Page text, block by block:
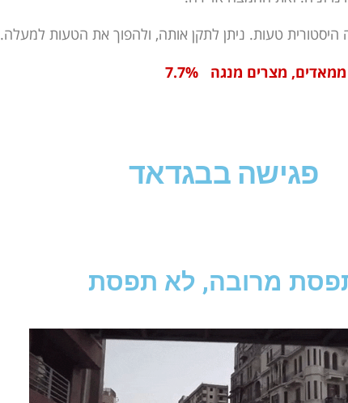
היסטורית טעות. ניתן לתקן אותה, ולהפוך את הטעות למעלה.
מצרים מנגה 7.7%
פגישה בבגדאד
מרובה, לא תפסת